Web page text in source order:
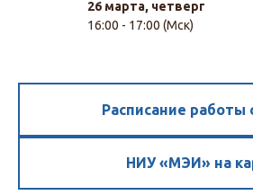
26 марта, четверг
16:00 - 17:00 (Мск)
Расписание работы
НИУ «МЭИ» на